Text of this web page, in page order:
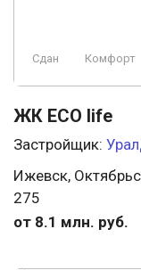
Сдан Комфорт
ЖК ECO life
Застройщик:
Ижевск,
275
от 8.1 млн. руб.